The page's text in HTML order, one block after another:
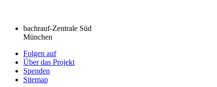
bachrauf-Zentrale Süd
München
Folgen auf
Über das Projekt
Spenden
Sitemap